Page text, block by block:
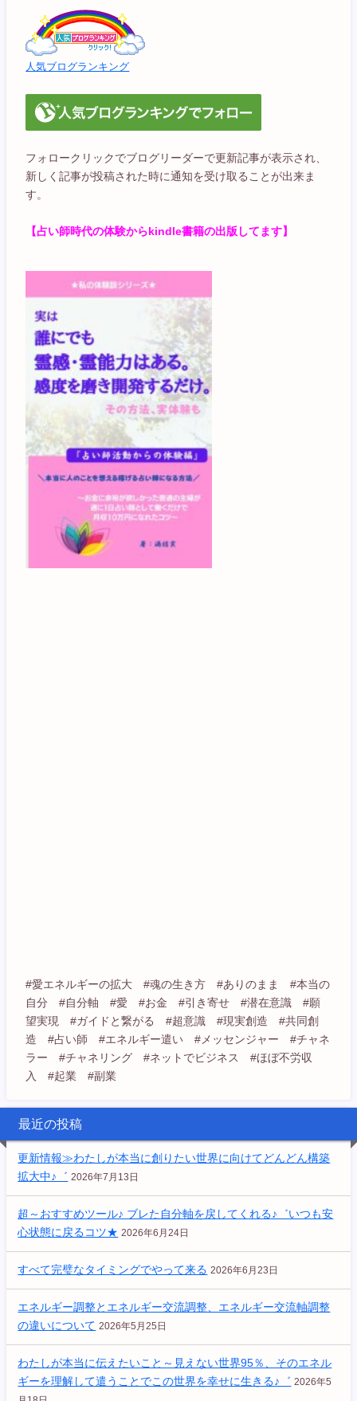
人気ブログランキング
フォロークリックでブログリーダーで更新記事が表示され、
新しく記事が投稿された時に通知を受け取ることが出来ま
す。
【占い師時代の体験からkindle書籍の出版してます】
#愛エネルギーの拡大 #魂の生き方 #ありのまま #本当の
自分 #自分軸 #愛 #お金 #引き寄せ #潜在意識 #願
望実現 #ガイドと繋がる #超意識 #現実創造 #共同創
造 #占い師 #エネルギー遣い #メッセンジャー #チャネ
ラー #チャネリング #ネットでビジネス #ほぼ不労収
入 #起業 #副業
最近の投稿
更新情報≫わたしが本当に創りたい世界に向けてどんどん構築
拡大中♪゛ 2026年7月13日
超～おすすめツール♪ ブレた自分軸を戻してくれる♪゛いつも安
心状態に戻るコツ★ 2026年6月24日
すべて完璧なタイミングでやって来る 2026年6月23日
エネルギー調整とエネルギー交流調整、エネルギー交流軸調整
の違いについて 2026年5月25日
わたしが本当に伝えたいこと～見えない世界95％、そのエネル
ギーを理解して遣うことでこの世界を幸せに生きる♪゛ 2026年5